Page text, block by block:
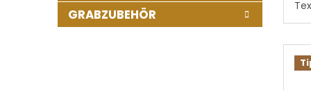
GRABZUBEHÖR